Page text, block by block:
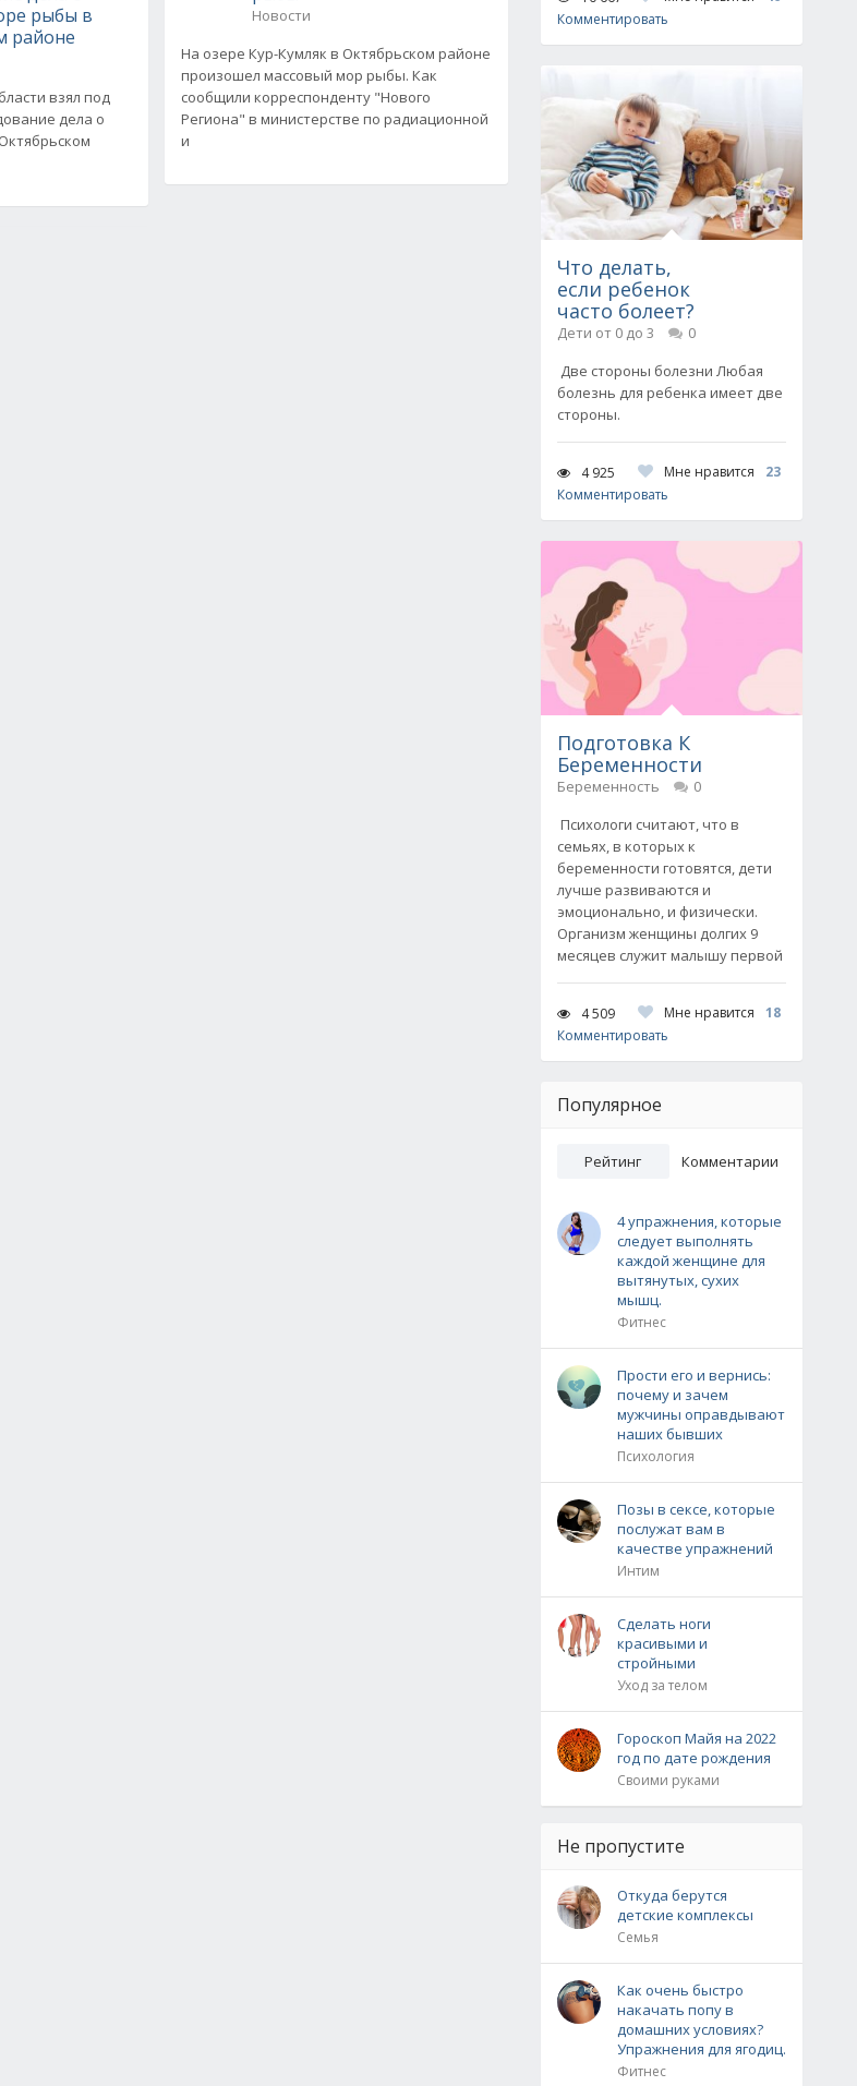
рыбы в
районе
взял под
дела о
Новости
На озере Кур-Кумляк в Октябрьском районе
произошел массовый мор рыбы. Как
сообщили корреспонденту "Нового
Региона" в министерстве по радиационной
и
Комментировать
Что делать,
если ребенок
часто болеет?
Дети от 0 до 3
0
Две стороны болезни Любая
болезнь для ребенка имеет две
стороны.
4 925 Мне нравится
23
Комментировать
Подготовка К
Беременности
Беременность
0
Психологи считают, что в
семьях, в которых к
беременности готовятся, дети
лучше развиваются и
эмоционально, и физически.
Организм женщины долгих 9
месяцев служит малышу первой
4 509 Мне нравится
18
Комментировать
Популярное
Рейтинг Комментарии
4 упражнения, которые
следует выполнять
каждой женщине для
вытянутых, сухих
мышц.
Фитнес
Прости его и вернись:
почему и зачем
мужчины оправдывают
наших бывших
Психология
Позы в сексе, которые
послужат вам в
качестве упражнений
Интим
Сделать ноги
красивыми и
стройными
Уход за телом
Гороскоп Майя на 2022
год по дате рождения
Своими руками
Не пропустите
Откуда берутся
детские комплексы
Семья
Как очень быстро
накачать попу в
домашних условиях?
Упражнения для ягодиц.
Фитнес